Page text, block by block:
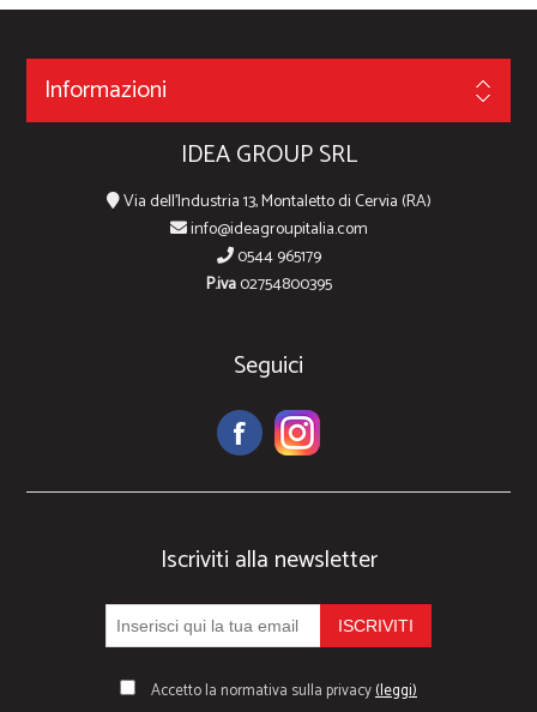
Informazioni
IDEA GROUP SRL
Via dell'Industria 13, Montaletto di Cervia (RA)
info@ideagroupitalia.com
0544 965179
P.iva02754800395
Seguici
Iscriviti alla newsletter
Accetto la normativa sulla privacy(leggi)